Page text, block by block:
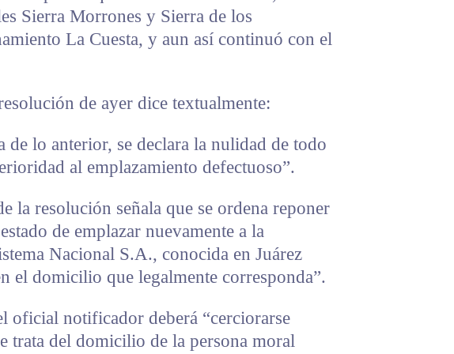
Sierra Morrones y Sierra de los
La Cuesta, y aun así continuó con el
de ayer dice textualmente:
de lo anterior, se declara la nulidad de todo
al emplazamiento defectuoso”.
la resolución señala que se ordena reponer
de emplazar nuevamente a la
Nacional S.A., conocida en Juárez
el domicilio que legalmente corresponda”.
oficial notificador deberá “cerciorarse
trata del domicilio de la persona moral